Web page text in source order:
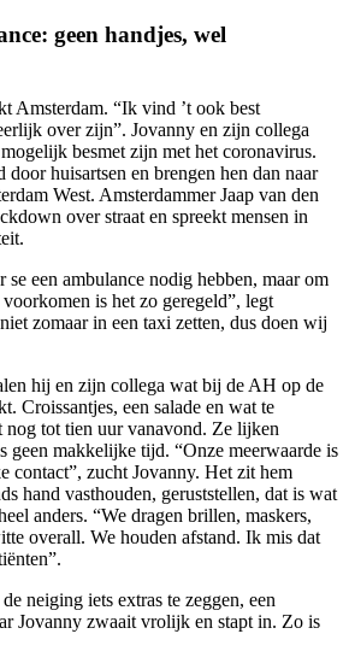
geen handjes, wel
Amsterdam. “Ik vind ’t ook best
over zijn”. Jovanny en zijn collega
besmet zijn met het coronavirus.
door huisartsen en brengen hen dan naar
West. Amsterdammer Jaap van den
over straat en spreekt mensen in
se een ambulance nodig hebben, maar om
is het zo geregeld”, legt
zomaar in een taxi zetten, dus doen wij
hij en zijn collega wat bij de AH op de
Croissantjes, een salade en wat te
tot tien uur vanavond. Ze lijken
geen makkelijke tijd. “Onze meerwaarde is
contact”, zucht Jovanny. Het zit hem
hand vasthouden, geruststellen, dat is wat
anders. “We dragen brillen, maskers,
overall. We houden afstand. Ik mis dat
neiging iets extras te zeggen, een
Jovanny zwaait vrolijk en stapt in. Zo is